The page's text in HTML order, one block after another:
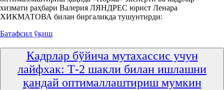
хизмати раҳбари Валерия ЛЯНДРЕС юрист Ленара
ХИКМАТОВА билан биргаликда тушунтирди:
Батафсил ўқиш
Кадрлар бўйича мутахассис учун
лайфхак: Т-2 шакли билан ишлашни
қандай оптималлаштириш мумкин